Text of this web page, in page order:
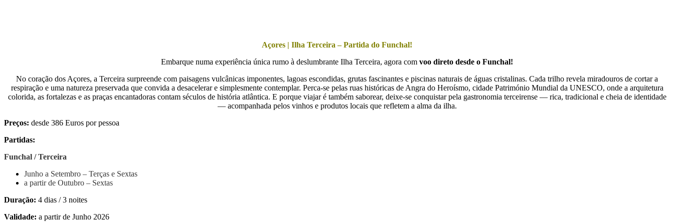
Açores | Ilha Terceira – Partida do Funchal!
Embarque numa experiência única rumo à deslumbrante Ilha Terceira, agora com voo direto desde o Funchal!
No coração dos Açores, a Terceira surpreende com paisagens vulcânicas imponentes, lagoas escondidas, grutas fascinantes e piscinas naturais de águas cristalinas. Cada trilho revela miradouros de cortar a
respiração e uma natureza preservada que convida a desacelerar e simplesmente contemplar. Perca-se pelas ruas históricas de Angra do Heroísmo, cidade Património Mundial da UNESCO, onde a arquitetura
colorida, as fortalezas e as praças encantadoras contam séculos de história atlântica. E porque viajar é também saborear, deixe-se conquistar pela gastronomia terceirense — rica, tradicional e cheia de identidade
— acompanhada pelos vinhos e produtos locais que refletem a alma da ilha.
Preços: desde 386 Euros por pessoa
Partidas:
Funchal / Terceira
Junho a Setembro – Terças e Sextas
a partir de Outubro – Sextas
Duração: 4 dias / 3 noites
Validade: a partir de Junho 2026